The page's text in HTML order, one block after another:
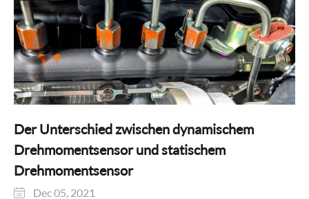
Der Unterschied zwischen dynamischem
Drehmomentsensor und statischem
Drehmomentsensor

Dec 05, 2021